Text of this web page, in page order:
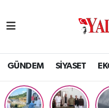
GÜNDEM SİYASET
SİYASET
EKONOMİ
Yalova Nöbetçi
Yalova Hava Durumu
Yalova Namaz